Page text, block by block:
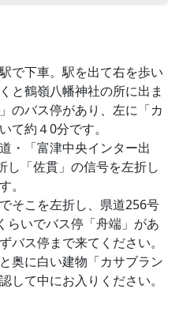
で下車。駅を出て右を歩い
と鶴嶺八幡神社の所に出ま
のバス停があり、左に「カ
て約４0分です。
・「富津中央インター出
し「佐貫」の信号を左折し
。
そこを左折し、県道256号
らいでバス停「舟端」があ
バス停まで来てください。
奥に白い建物「カサブラン
して中にお入りください。